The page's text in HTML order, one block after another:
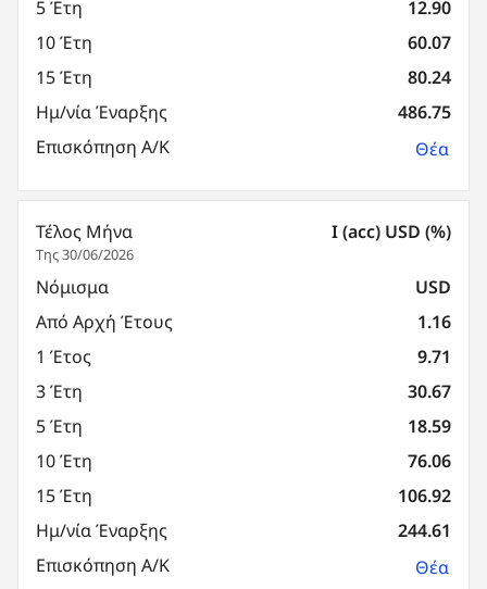
5 Έτη
12.90
10 Έτη
60.07
15 Έτη
80.24
Ημ/νία Έναρξης
486.75
Επισκόπηση Α/Κ
Θέα
Τέλος Μήνα
Της 30/06/2026
I (acc) USD (%)
Νόμισμα
USD
Από Αρχή Έτους
1.16
1 Έτος
9.71
3 Έτη
30.67
5 Έτη
18.59
10 Έτη
76.06
15 Έτη
106.92
Ημ/νία Έναρξης
244.61
Επισκόπηση Α/Κ
Θέα